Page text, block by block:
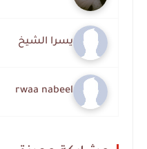
يسرا الشيخ
rwaa nabeel